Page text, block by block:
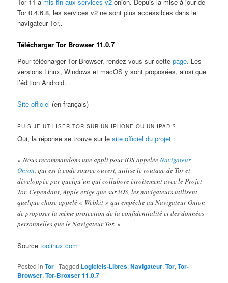
Tor 0.4.6.8, les services v2 ne sont plus accessibles dans le
navigateur Tor,.
Télécharger Tor Browser 11.0.7
Pour télécharger Tor Browser, rendez-vous sur cettepage. Les
versions Linux, Windows et macOS y sont proposées, ainsi que
l’édition Android.
Site officiel (en français)
PUIS-JE UTILISER TOR SUR UN IPHONE OU UN IPAD ?
Oui, la réponse se trouve sur lesite officiel du projet :
« Nous recommandons une appli pour iOS appeléeNavigateur
Onion, qui est à code source ouvert, utilise le routage de Tor et
développée par quelqu’un qui collabore étroitement avec le Projet
Tor. Cependant, Apple exige que sur iOS, les navigateurs utilisent
quelque chose appelé « Webkit » qui empêche au Navigateur Onion
de proposer la même protection de la confidentialité et des données
personnelles que le Navigateur Tor. »
Sourcetoolinux.com
Posted in Tor |Tagged Logiciels-Libres,Navigateur,Tor,Tor-
Browser,Tor-Broxser 11.0.7